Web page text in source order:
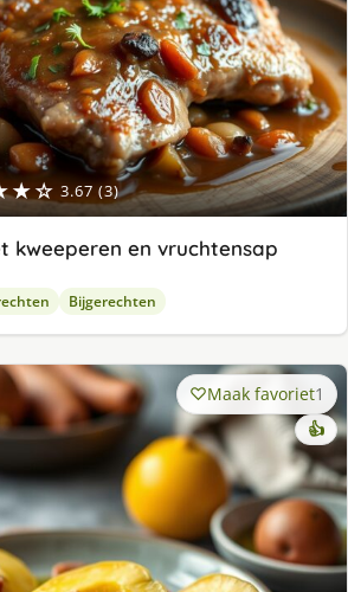
3.67 (3)
kweeperen en vruchtensap
Bijgerechten
Maak favoriet1
👍